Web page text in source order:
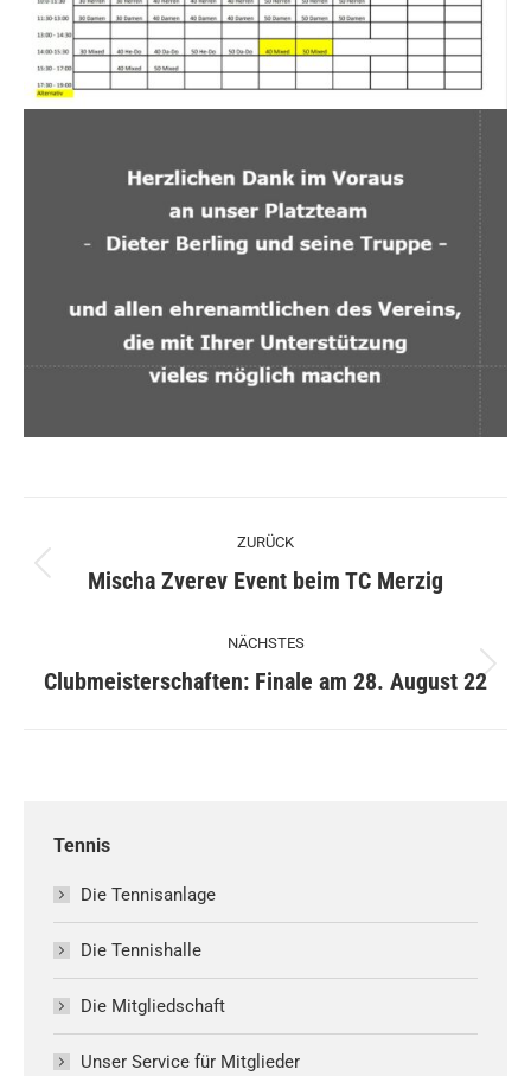
ZURÜCK
Vorheriger
Mischa Zverev Event beim TC Merzig
NÄCHSTES
Nächster
Clubmeisterschaften: Finale am 28. August 22
Tennis
Die Tennisanlage
Die Tennishalle
Die Mitgliedschaft
Unser Service für Mitglieder